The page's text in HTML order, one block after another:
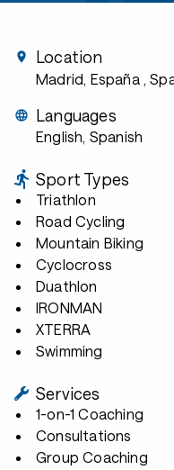
Location
Madrid, España ,
Languages
English, Spanish
Sport Types
Triathlon
Road Cycling
Mountain Biking
Cyclocross
Duathlon
IRONMAN
XTERRA
Swimming
Services
1-on-1 Coaching
Consultations
Group Coaching